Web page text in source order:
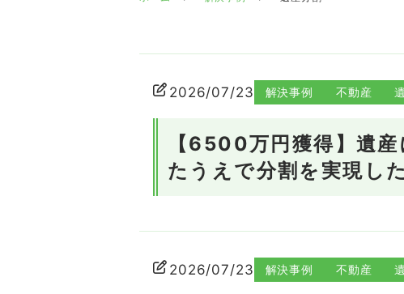
2026/07/23 解決事例 不動産
【6500万円獲得】遺
たうえで分割を実現し
2026/07/23 解決事例 不動産